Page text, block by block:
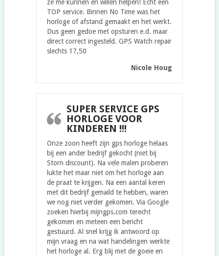
ze me kunnen en willen helpen! Echt een
TOP service. Binnen No Time was het
horloge of afstand gemaakt en het werkt.
Dus geen gedoe met opsturen e.d. maar
direct correct ingesteld. GPS Watch repair
slechts 17,50
Nicole Houg
SUPER SERVICE GPS
HORLOGE VOOR
KINDEREN !!!
Onze zoon heeft zijn gps horloge helaas
bij een ander bedrijf gekocht (niet bij
Storn discount). Na vele malen proberen
lukte het maar niet om het horloge aan
de praat te krijgen. Na een aantal keren
met dit bedrijf gemaild te hebben, waren
we nog niet verder gekomen. Via Google
zoeken hierbij mijngps.com terecht
gekomen en meteen een bericht
gestuurd. Al snel krijg ik antwoord op
mijn vraag en na wat handelingen werkte
het horloge al. Erg blij met de goeie en